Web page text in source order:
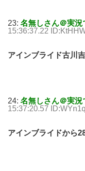
23: 名無しさん＠実況
15:36:37.22
アインブライド古川
24: 名無しさん＠実況
15:37:20.57
アインブライドから